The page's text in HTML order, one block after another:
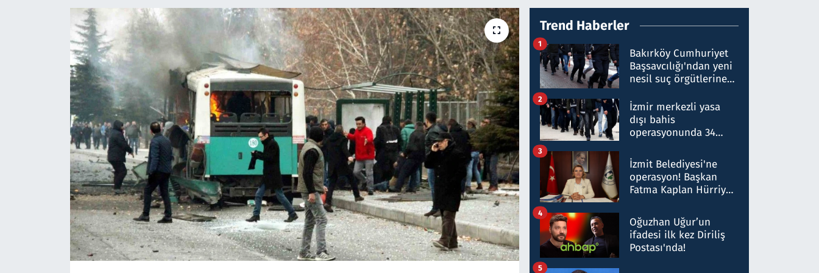
Trend Haberler
Bakırköy Cumhuriyet
Başsavcılığı'ndan yeni
nesil suç örgütlerine
hakkında gözaltı kararı
1
İzmir merkezli yasa
dışı bahis
operasyonunda 34
Milyar liralık para
trafiği tespit edildi
2
İzmit Belediyesi'ne
operasyon! Başkan
Fatma Kaplan Hürriyet
3
Oğuzhan Uğur’un
ifadesi ilk kez Diriliş
Postası'nda!
4
5